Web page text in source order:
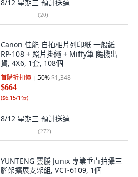
8/12 星期三 預計送達
(20)
Canon 佳能 自拍相片列印紙 一般紙
RP-108 + 照片掛繩 + Miffy筆 隨機出
貨, 4X6, 1套, 108個
首購折扣價 50%$1,348
$664
($6.15/1張)
8/12 星期三 預計送達
(272)
YUNTENG 雲騰 Junix 專業垂直拍攝三
腳架擴展支架組, VCT-6109, 1個